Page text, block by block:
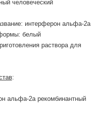
человеческий
интерферон альфа-2а
белый
раствора для
:
альфа-2а рекомбинантный